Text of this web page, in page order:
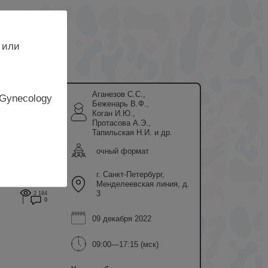
2 184
0
Аганезов С.С.,
Беженарь В.Ф.,
Коган И.Ю.,
Протасова А.Э.,
Тапильская Н.И. и др.
очный формат
г. Санкт-Петербург,
Менделеевская линия, д.
3
09 декабря 2022
09:00—17:15 (мск)
или